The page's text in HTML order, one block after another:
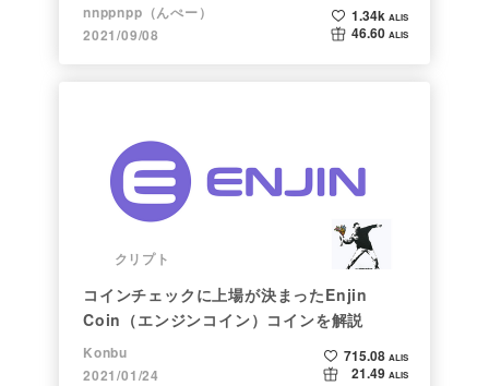
nnppnpp（んぺー）
2021/09/08
1.34k ALIS
46.60 ALIS
クリプト
コインチェックに上場が決まったEnjin
Coin（エンジンコイン）コインを解説
Konbu
2021/01/24
715.08 ALIS
21.49 ALIS